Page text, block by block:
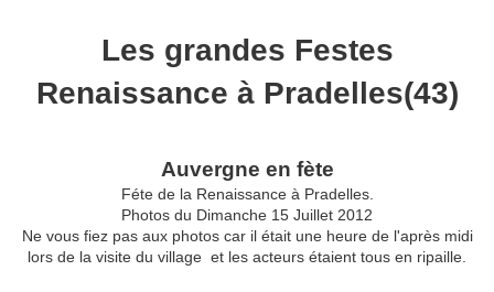
Les grandes Festes
Renaissance à Pradelles(43)
Auvergne en fète
Féte de la Renaissance à Pradelles.
Photos du Dimanche 15 Juillet 2012
Ne vous fiez pas aux photos car il était une heure de l'après midi
lors de la visite du village et les acteurs étaient tous en ripaille.